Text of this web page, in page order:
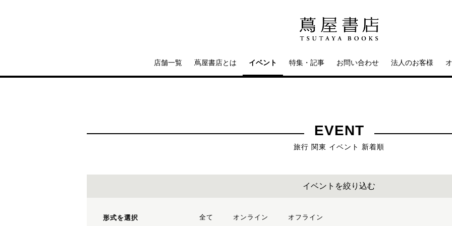
店舗一覧 蔦屋書店とは イベント 特集・記事 お問い合わせ 法人のお客様
EVENT
旅行 関東 イベント 新着順
イベントを絞り込む
形式を選択 全て オンライン オフライン